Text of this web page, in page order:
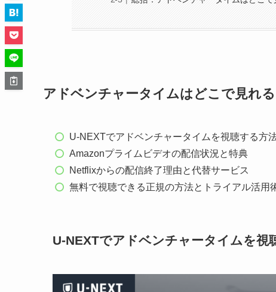
アドベンチャータイムはどこで見れ
U-NEXTでアドベンチャータイムを視聴する方
Amazonプライムビデオの配信状況と特典
Netflixからの配信終了理由と代替サービス
無料で視聴できる正規の方法とトライアル活用
U-NEXTでアドベンチャータイムを視